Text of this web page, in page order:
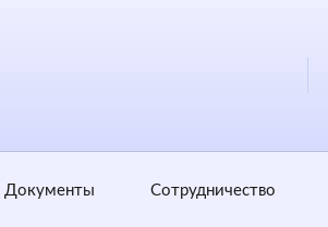
Документы Сотрудничество